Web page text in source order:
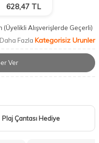
628,47 TL
(Üyelikli Alışverişlerde Geçerli)
Daha Fazla Kategorisiz Urunler
Ver
Plaj Çantası Hediye